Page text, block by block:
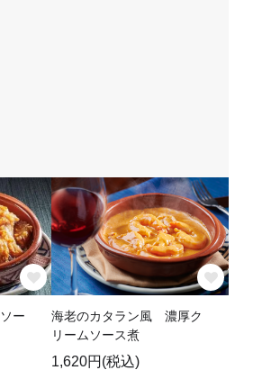
ー
海老のカタラン風 濃厚ク
リームソース煮
1,620円(税込)